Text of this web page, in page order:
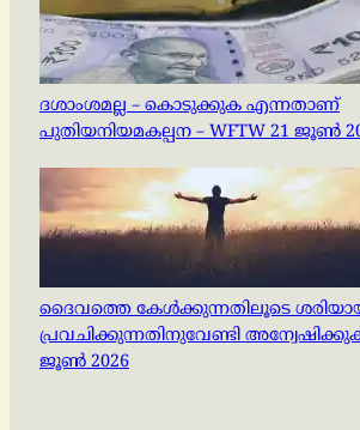
ദശാംശമല്ല – കൊടുക്കുക എന്നതാണ്
പുതിയനിയമകല്പന – WFTW 21 ജൂൺ
ദൈവത്തെ കേൾക്കുന്നതിലൂടെ
പ്രവചിക്കുന്നതിനുവേണ്ടി അന്വേഷിക്കുക
ജൂൺ 2026